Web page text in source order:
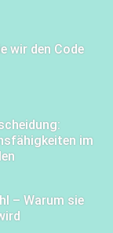
wir den Code
im
– Warum sie